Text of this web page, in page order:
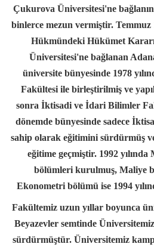
Çukurova Üniversitesi'ne
binlerce mezun vermiştir. Temmuz
Hükmündeki Hükümet
Üniversitesi'ne bağlanan
üniversite bünyesinde 1978
Fakültesi ile birleştirilmiş ve
sonra İktisadi ve İdari Bilimler
dönemde bünyesinde sadece
sahip olarak eğitimini sürdürmüş ve
eğitime geçmiştir. 1992
bölümleri kurulmuş, Maliye
Ekonometri bölümü ise 1994
Fakültemiz uzun yıllar boyunca
Beyazevler semtinde
sürdürmüştür. Üniversitemiz